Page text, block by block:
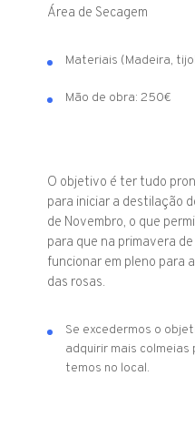
Área de Secagem
Materiais (Madeira,
Mão de obra: 250€
O objetivo é ter tudo
para iniciar a destilação
de Novembro, o que
para que na primavera
funcionar em pleno para
das rosas.
Se excedermos o
adquirir mais
temos no local.